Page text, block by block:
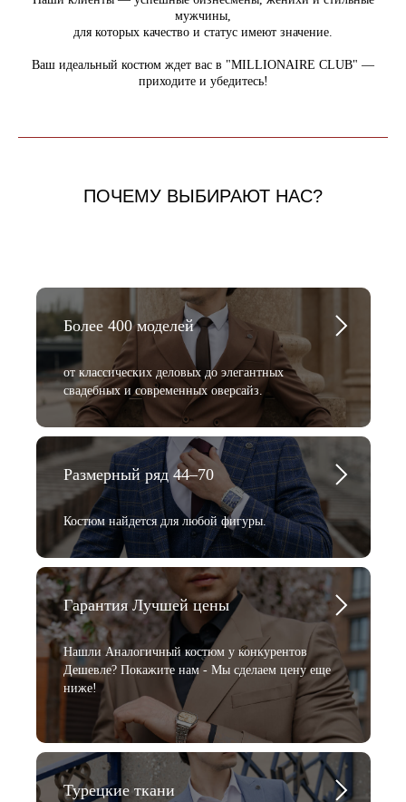
мужчины,
для которых качество и статус имеют значение.
Ваш идеальный костюм ждет вас в "MILLIONAIRE CLUB" —
приходите и убедитесь!
ПОЧЕМУ ВЫБИРАЮТ НАС?
Более 400 моделей
от классических деловых до элегантных
свадебных и современных оверсайз.
Размерный ряд 44–70
Костюм найдется для любой фигуры.
Гарантия Лучшей цены
Нашли Аналогичный костюм у конкурентов
Дешевле? Покажите нам - Мы сделаем цену еще
ниже!
Турецкие ткани